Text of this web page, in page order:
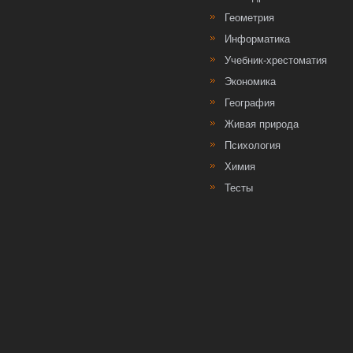
Геометрия
Информатика
Учебник-хрестоматия
Экономика
География
Живая природа
Психология
Химия
Тесты